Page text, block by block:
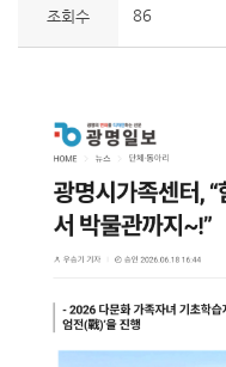
조회수 86